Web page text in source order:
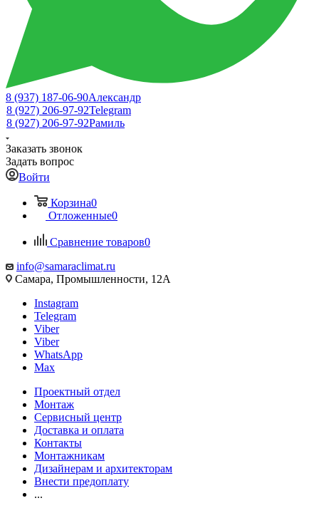
8 (937) 187-06-90Александр
8 (927) 206-97-92Telegram
8 (927) 206-97-92Рамиль
Заказать звонок
Задать вопрос
Войти
Корзина0
Отложенные0
Сравнение товаров0
info@samaraclimat.ru
Самара, Промышленности, 12А
Instagram
Telegram
Viber
Viber
WhatsApp
Max
Проектный отдел
Монтаж
Сервисный центр
Доставка и оплата
Контакты
Монтажникам
Дизайнерам и архитекторам
Внести предоплату
...